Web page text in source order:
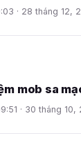
· 28 tháng 12,
mob sa
· 30 tháng 10,